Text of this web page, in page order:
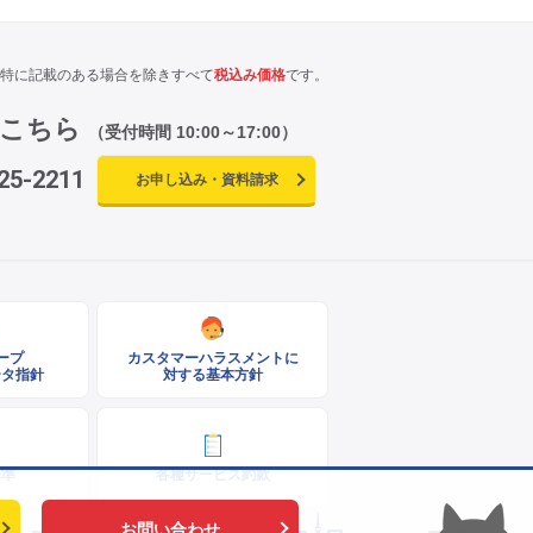
に記載のある場合を除きすべて税込み価格です。
ちら （受付時間 10:00～17:00）
2211 お申し込み・資料請求
プ
指針
カスタマーハラスメントに
対する基本方針
各種サービス約款